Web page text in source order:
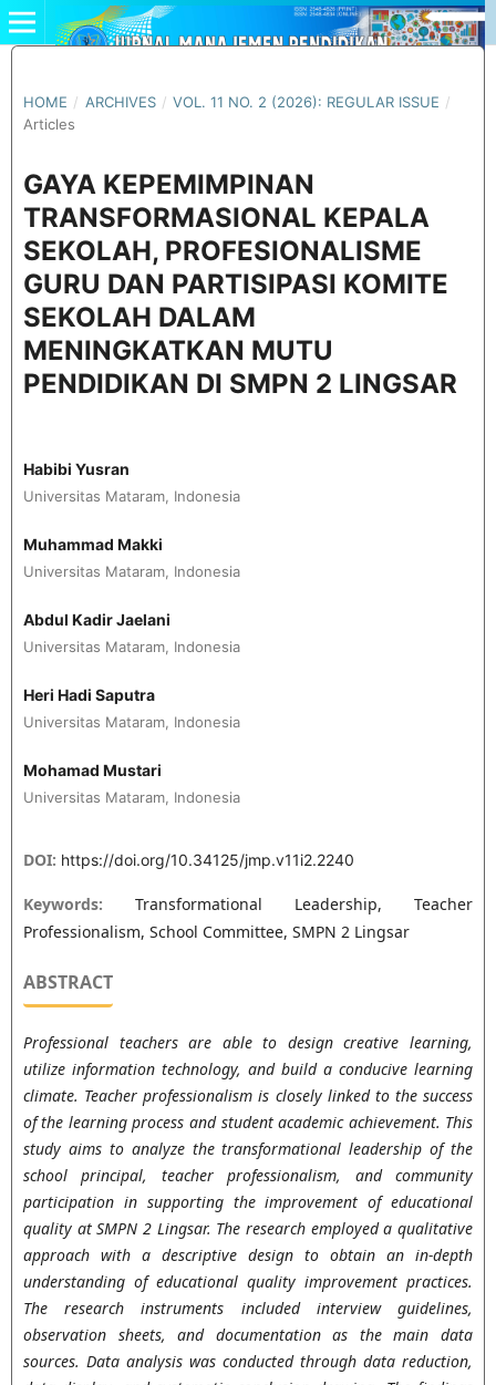
HOME / ARCHIVES / VOL. 11 NO. 2 (2026): REGULAR ISSUE /
Articles
GAYA KEPEMIMPINAN
TRANSFORMASIONAL KEPALA
SEKOLAH, PROFESIONALISME
GURU DAN PARTISIPASI KOMITE
SEKOLAH DALAM
MENINGKATKAN MUTU
PENDIDIKAN DI SMPN 2 LINGSAR
Habibi Yusran
Universitas Mataram, Indonesia
Muhammad Makki
Universitas Mataram, Indonesia
Abdul Kadir Jaelani
Universitas Mataram, Indonesia
Heri Hadi Saputra
Universitas Mataram, Indonesia
Mohamad Mustari
Universitas Mataram, Indonesia
DOI: https://doi.org/10.34125/jmp.v11i2.2240
Keywords: Transformational Leadership, Teacher
Professionalism, School Committee, SMPN 2 Lingsar
ABSTRACT
Professional teachers are able to design creative learning,
utilize information technology, and build a conducive learning
climate. Teacher professionalism is closely linked to the success
of the learning process and student academic achievement. This
study aims to analyze the transformational leadership of the
school principal, teacher professionalism, and community
participation in supporting the improvement of educational
quality at SMPN 2 Lingsar. The research employed a qualitative
approach with a descriptive design to obtain an in-depth
understanding of educational quality improvement practices.
The research instruments included interview guidelines,
observation sheets, and documentation as the main data
sources. Data analysis was conducted through data reduction,